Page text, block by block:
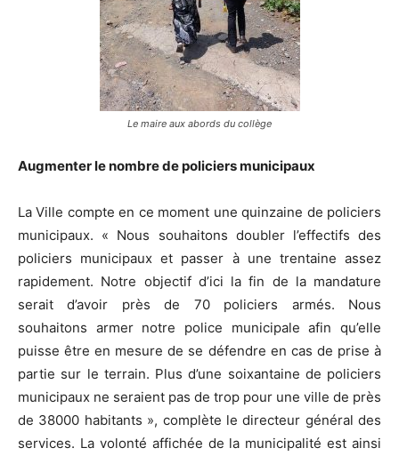
Le maire aux abords du collège
Augmenter le nombre de policiers municipaux
La Ville compte en ce moment une quinzaine de policiers
municipaux. « Nous souhaitons doubler l’effectifs des
policiers municipaux et passer à une trentaine assez
rapidement. Notre objectif d’ici la fin de la mandature
serait d’avoir près de 70 policiers armés. Nous
souhaitons armer notre police municipale afin qu’elle
puisse être en mesure de se défendre en cas de prise à
partie sur le terrain. Plus d’une soixantaine de policiers
municipaux ne seraient pas de trop pour une ville de près
de 38000 habitants », complète le directeur général des
services. La volonté affichée de la municipalité est ainsi